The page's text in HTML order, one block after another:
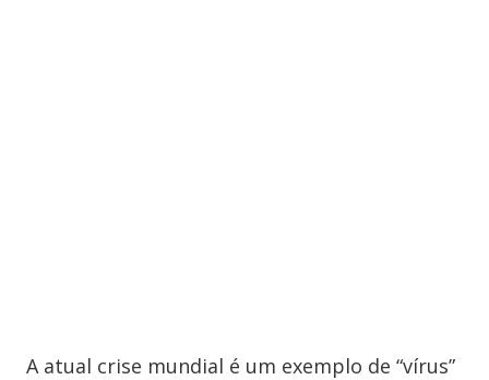
A atual crise mundial é um exemplo de “vírus”